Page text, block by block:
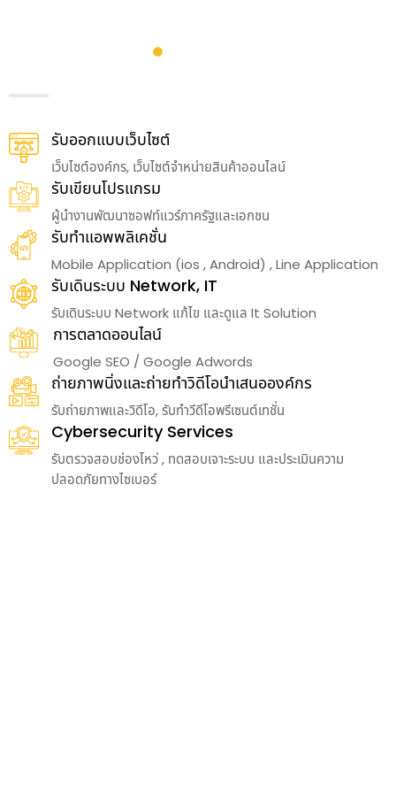
รับออกแบบเว็บไซต์
เว็บไซต์องค์กร, เว็บไซต์จำหน่ายสินค้าออนไลน์
รับเขียนโปรแกรม
ผู้นำงานพัฒนาซอฟท์แวร์ภาครัฐและเอกชน
รับทำแอพพลิเคชั่น
Mobile Application (ios , Android) , Line Application
รับเดินระบบ Network, IT
รับเดินระบบ Network แก้ไข และดูแล It Solution
การตลาดออนไลน์
Google SEO / Google Adwords
ถ่ายภาพนิ่งและถ่ายทำวิดีโอนำเสนอองค์กร
รับถ่ายภาพและวิดีโอ, รับทำวีดีโอพรีเซนต์เทชั่น
Cybersecurity Services
รับตรวจสอบช่องโหว่ , ทดสอบเจาะระบบ และประเมินความ
ปลอดภัยทางไซเบอร์